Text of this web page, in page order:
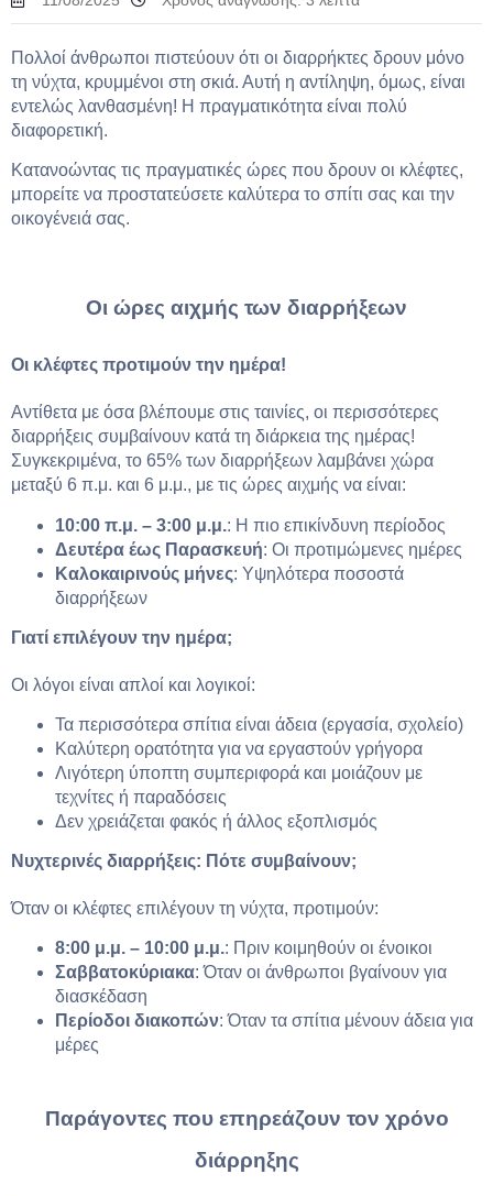
Πολλοί άνθρωποι πιστεύουν ότι οι διαρρήκτες δρουν μόνο
τη νύχτα, κρυμμένοι στη σκιά. Αυτή η αντίληψη, όμως, είναι
εντελώς λανθασμένη! Η πραγματικότητα είναι πολύ
διαφορετική.
Κατανοώντας τις πραγματικές ώρες που δρουν οι κλέφτες,
μπορείτε να προστατεύσετε καλύτερα το σπίτι σας και την
οικογένειά σας.
Οι ώρες αιχμής των διαρρήξεων
Οι κλέφτες προτιμούν την ημέρα!
Αντίθετα με όσα βλέπουμε στις ταινίες, οι περισσότερες
διαρρήξεις συμβαίνουν κατά τη διάρκεια της ημέρας!
Συγκεκριμένα, το 65% των διαρρήξεων λαμβάνει χώρα
μεταξύ 6 π.μ. και 6 μ.μ., με τις ώρες αιχμής να είναι:
10:00 π.μ. – 3:00 μ.μ.: Η πιο επικίνδυνη περίοδος
Δευτέρα έως Παρασκευή: Οι προτιμώμενες ημέρες
Καλοκαιρινούς μήνες: Υψηλότερα ποσοστά
διαρρήξεων
Γιατί επιλέγουν την ημέρα;
Οι λόγοι είναι απλοί και λογικοί:
Τα περισσότερα σπίτια είναι άδεια (εργασία, σχολείο)
Καλύτερη ορατότητα για να εργαστούν γρήγορα
Λιγότερη ύποπτη συμπεριφορά και μοιάζουν με
τεχνίτες ή παραδόσεις
Δεν χρειάζεται φακός ή άλλος εξοπλισμός
Νυχτερινές διαρρήξεις: Πότε συμβαίνουν;
Όταν οι κλέφτες επιλέγουν τη νύχτα, προτιμούν:
8:00 μ.μ. – 10:00 μ.μ.: Πριν κοιμηθούν οι ένοικοι
Σαββατοκύριακα: Όταν οι άνθρωποι βγαίνουν για
διασκέδαση
Περίοδοι διακοπών: Όταν τα σπίτια μένουν άδεια για
μέρες
Παράγοντες που επηρεάζουν τον χρόνο
διάρρηξης